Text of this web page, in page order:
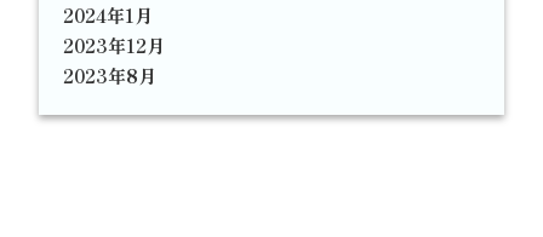
2024年1月
2023年12月
2023年8月